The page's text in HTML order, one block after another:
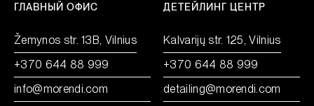
ГЛАВНЫЙ ОФИС
Žemynos str. 13B, Vilnius
+370 644 88 999
info@morendi.com
ДЕТЕЙЛИНГ ЦЕНТР
Kalvarijų str. 125, Vilnius
+370 644 88 999
detailing@morendi.com